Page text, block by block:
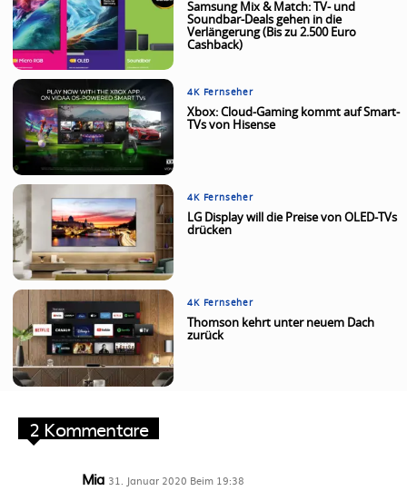
Samsung Mix & Match: TV- und
Soundbar-Deals gehen in die
Verlängerung (Bis zu 2.500 Euro
Cashback)
4K Fernseher
Xbox: Cloud-Gaming kommt auf Smart-
TVs von Hisense
4K Fernseher
LG Display will die Preise von OLED-TVs
drücken
4K Fernseher
Thomson kehrt unter neuem Dach
zurück
2 Kommentare
Mia 31. Januar 2020 Beim 19:38